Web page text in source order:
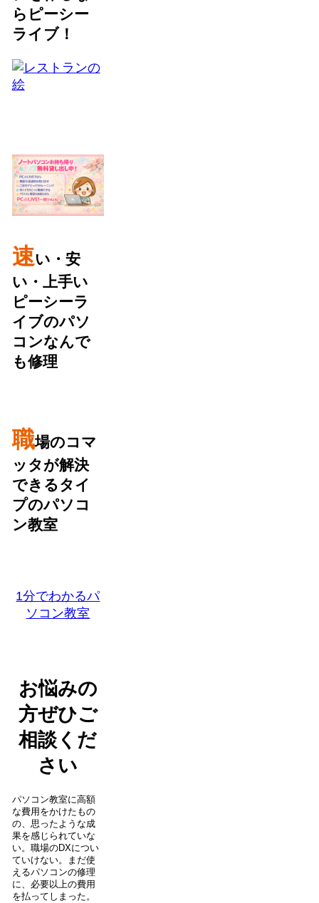
らピーシー
ライブ！
速い・安
い・上手い
ピーシーラ
イブのパソ
コンなんで
も修理
職場のコマ
ッタが解決
できるタイ
プのパソコ
ン教室
1分でわかるパ
ソコン教室
お悩みの
方ぜひご
相談くだ
さい
パソコン教室に高額
な費用をかけたもの
の、思ったような成
果を感じられていな
い。職場のDXについ
ていけない。まだ使
えるパソコンの修理
に、必要以上の費用
を払ってしまった。